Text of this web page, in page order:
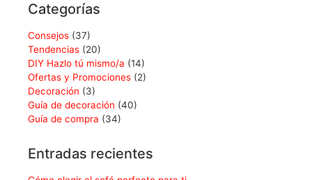
Categorías
Consejos (37)
Tendencias (20)
DIY Hazlo tú mismo/a (14)
Ofertas y Promociones (2)
Decoración (3)
Guía de decoración (40)
Guía de compra (34)
Entradas recientes